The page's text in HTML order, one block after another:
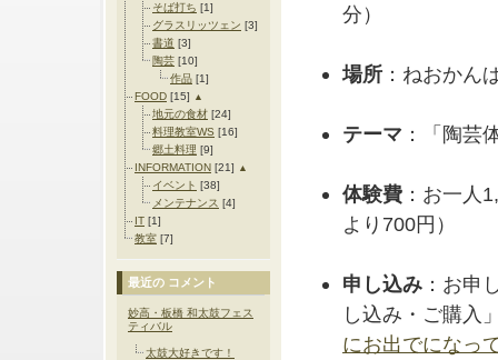
そば打ち [1]
グラスリッツェン [3]
書道 [3]
陶芸 [10]
作品 [1]
FOOD [15] ▲
地元の食材 [24]
料理教室WS [16]
郷土料理 [9]
INFORMATION [21] ▲
イベント [38]
メンテナンス [4]
IT [1]
教室 [7]
最近の コメント
妙高・板橋 和太鼓フェス
ティバル
太鼓大好きです！
分）
場所 ：ねおか
テーマ ：「陶芸
体験費 ：お一人
より700円）
申し込み ：お申
し込み・ご購入
にお出でになっ